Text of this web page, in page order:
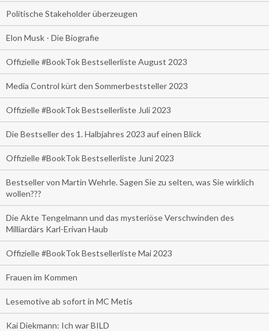
Politische Stakeholder überzeugen
Elon Musk - Die Biografie
Offizielle #BookTok Bestsellerliste August 2023
Media Control kürt den Sommerbeststeller 2023
Offizielle #BookTok Bestsellerliste Juli 2023
Die Bestseller des 1. Halbjahres 2023 auf einen Blick
Offizielle #BookTok Bestsellerliste Juni 2023
Bestseller von Martin Wehrle. Sagen Sie zu selten, was Sie wirklich
wollen???
Die Akte Tengelmann und das mysteriöse Verschwinden des
Milliardärs Karl-Erivan Haub
Offizielle #BookTok Bestsellerliste Mai 2023
Frauen im Kommen
Lesemotive ab sofort in MC Metis
Kai Diekmann: Ich war BILD